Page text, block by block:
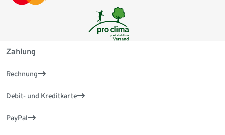
Zahlung
Rechnung
Debit- und Kreditkarte
PayPal